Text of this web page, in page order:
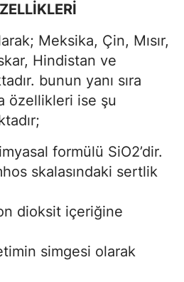
Meksika, Çin, Mısır,
Hindistan ve
bunun yanı sıra
özellikleri ise şu
formülü SiO2’dir.
skalasındaki sertlik
dioksit içeriğine
simgesi olarak